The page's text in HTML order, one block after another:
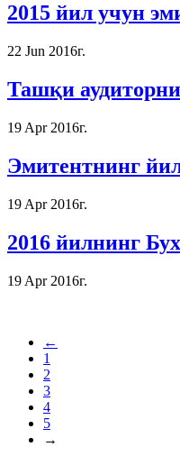
2015 йил учун
22 Jun 2016г.
Ташқи
19 Apr 2016г.
Эмитентнинг
19 Apr 2016г.
2016 йилнинг
19 Apr 2016г.
←
1
2
3
4
5
→